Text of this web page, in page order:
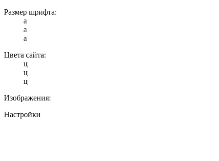
Размер шрифта:
a
a
a
Цвета сайта:
ц
ц
ц
Изображения:
Настройки